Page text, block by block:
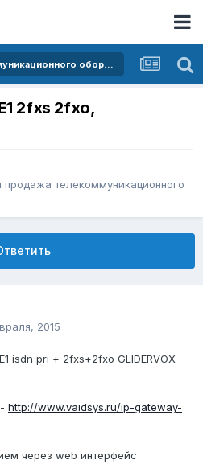
Покупка и продажа телекоммуникационного оборудования
2fxs 2fxo,
продажа телекоммуникационного
2015
isdn pri + 2fxs+2fxo GLIDERVOX
http://www.vaidsys.ru/ip-gateway-
через web интерфейс